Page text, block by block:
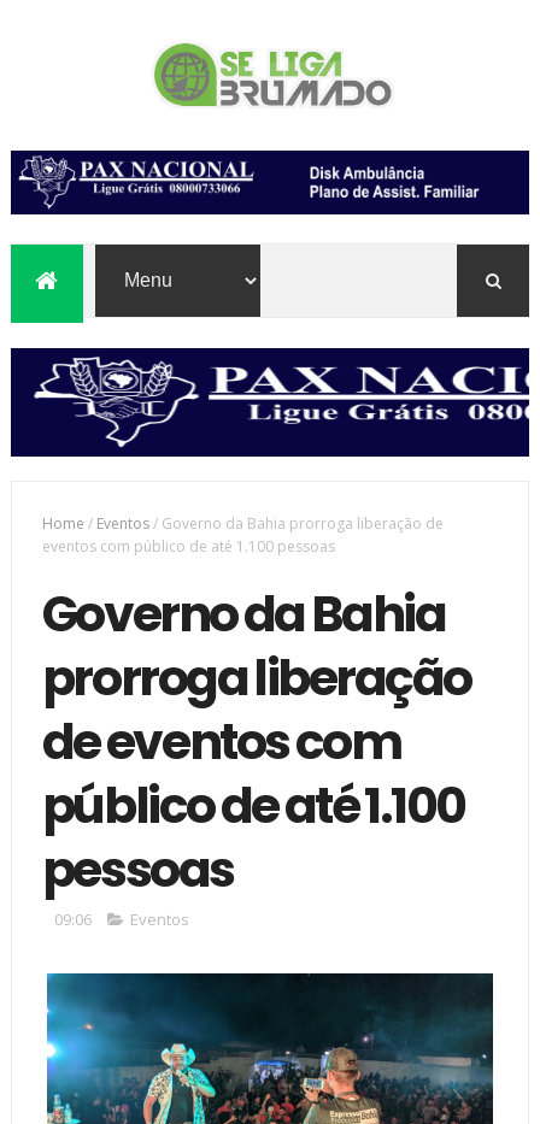
Home / Eventos/ Governo da Bahia prorroga liberação de
eventos com público de até 1.100 pessoas
Governo da Bahia
prorroga liberação
de eventos com
público de até 1.100
pessoas
09:06 Eventos